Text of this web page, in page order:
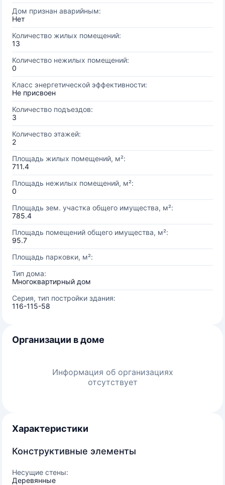
Дом признан аварийным:
Нет
Количество жилых помещений:
13
Количество нежилых помещений:
0
Класс энергетической эффективности:
Не присвоен
Количество подъездов:
3
Количество этажей:
2
Площадь жилых помещений, м²:
711.4
Площадь нежилых помещений, м²:
0
Площадь зем. участка общего имущества, м²:
785.4
Площадь помещений общего имущества, м²:
95.7
Площадь парковки, м²:
Тип дома:
Многоквартирный дом
Серия, тип постройки здания:
116-115-58
Организации в доме
Информация об организациях
отсутствует
Характеристики
Конструктивные элементы
Несущие стены:
Деревянные